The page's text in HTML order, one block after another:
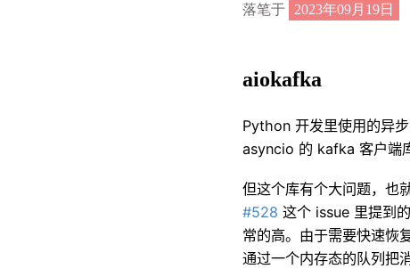
落笔于 2023年09月19日
aiokafka
Python 开发里使用的异
asyncio 的 kafka 客户端
但这个库有个大问题， 也
#528 这个 issue 里提到的
常的高。 由于需要快速恢
通过一个内存态的队列把